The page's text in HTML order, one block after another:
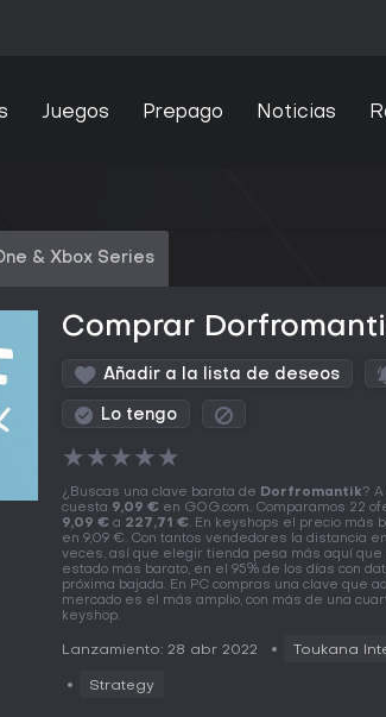
Juegos Prepago Noticias
& Xbox Series
Comprar
Añadir a la lista de deseos
Lo tengo
★★★★★
¿Buscas una clave barata de Dorfromantik?
cuesta 9,09 € en GOG.com. Comparamos 22
9,09 € a 227,71 €. En keyshops el precio más
en 9,09 €. Con tantos vendedores la distancia
veces, así que elegir tienda pesa más aquí
estado más barato, en el 95% de los días con
próxima bajada. En PC compras una clave que
mercado es el más amplio, con más de una
keyshop.
Lanzamiento: 28 abr 2022 Toukana
Strategy